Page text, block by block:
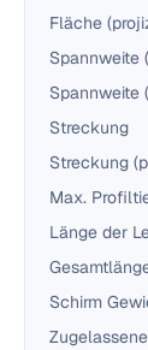
Fläche
Spannweite
Spannweite
Streckung
Streckung
Max.
Länge der
Schirm